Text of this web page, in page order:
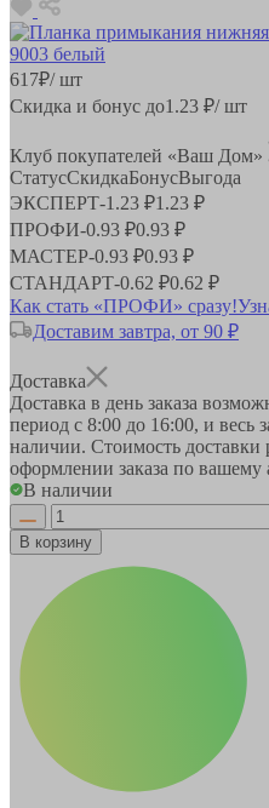
617₽/ шт
Скидка и бонус до1.23 ₽/ шт
Клуб покупателей «Ваш Дом»
СтатусСкидкаБонусВыгода
ЭКСПЕРТ-1.23 ₽1.23 ₽
ПРОФИ-0.93 ₽0.93 ₽
МАСТЕР-0.93 ₽0.93 ₽
СТАНДАРТ-0.62 ₽0.62 ₽
Как стать «ПРОФИ» сразу!
Доставим завтра, от 90 ₽
Доставка
Доставка в день заказа
период с 8:00 до 16:00, и весь
наличии. Стоимость доставки
оформлении заказа по вашему
В наличии
В корзину